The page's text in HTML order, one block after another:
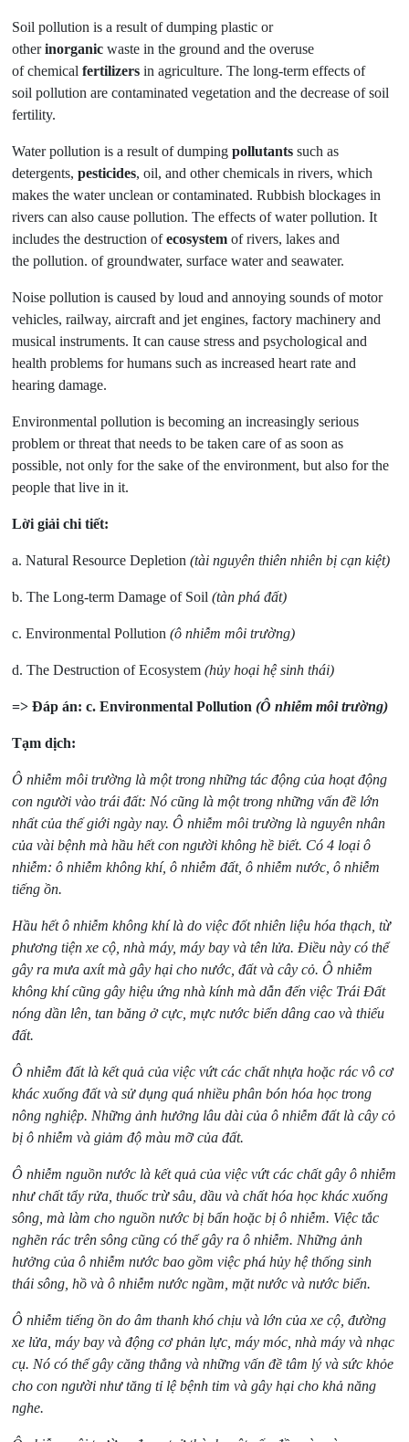
Soil pollution is a result of dumping plastic or
otherinorganic waste in the ground and the overuse
of chemicalfertilizers in agriculture. The long-term effects of
soil pollution are contaminated vegetation and the decrease of soil
fertility.
Water pollution is a result of dumpingpollutants such as
detergents,pesticides, oil, and other chemicals in rivers, which
makes the water unclean or contaminated. Rubbish blockages in
rivers can also cause pollution. The effects of water pollution. It
includes the destruction ofecosystem of rivers, lakes and
the pollution. of groundwater, surface water and seawater.
Noise pollution is caused by loud and annoying sounds of motor
vehicles, railway, aircraft and jet engines, factory machinery and
musical instruments. It can cause stress and psychological and
health problems for humans such as increased heart rate and
hearing damage.
Environmental pollution is becoming an increasingly serious
problem or threat that needs to be taken care of as soon as
possible, not only for the sake of the environment, but also for the
people that live in it.
Lời giải chi tiết:
a. Natural Resource Depletion(tài nguyên thiên nhiên bị cạn kiệt)
b. The Long-term Damage of Soil (tàn phá đất)
c. Environmental Pollution(ô nhiễm môi trường)
d. The Destruction of Ecosystem(hủy hoại hệ sinh thái)
=> Đáp án: c. Environmental Pollution(Ô nhiễm môi trường)
Tạm dịch:
Ô nhiễm môi trường là một trong những tác động của hoạt động
con người vào trái đất: Nó cũng là một trong những vấn đề lớn
nhất của thế giới ngày nay. Ô nhiễm môi trường là nguyên nhân
của vài bệnh mà hầu hết con người không hề biết. Có 4 loại ô
nhiễm: ô nhiễm không khí, ô nhiễm đất, ô nhiễm nước, ô nhiễm
tiếng ồn.
Hầu hết ô nhiễm không khí là do việc đốt nhiên liệu hóa thạch, từ
phương tiện xe cộ, nhà máy, máy bay và tên lửa. Điều này có thể
gây ra mưa axít mà gây hại cho nước, đất và cây cỏ. Ô nhiễm
không khí cũng gây hiệu ứng nhà kính mà dẫn đến việc Trái Đất
nóng dần lên, tan băng ở cực, mực nước biển dâng cao và thiếu
đất.
Ô nhiễm đất là kết quả của việc vứt các chất nhựa hoặc rác vô cơ
khác xuống đất và sử dụng quá nhiều phân bón hóa học trong
nông nghiệp. Những ảnh hưởng lâu dài của ô nhiễm đất là cây cỏ
bị ô nhiễm và giảm độ màu mỡ của đất.
Ô nhiễm nguồn nước là kết quả của việc vứt các chất gây ô nhiễm
như chất tẩy rửa, thuốc trừ sâu, dầu và chất hóa học khác xuống
sông, mà làm cho nguồn nước bị bẩn hoặc bị ô nhiễm. Việc tắc
nghẽn rác trên sông cũng có thể gây ra ô nhiễm. Những ảnh
hưởng của ô nhiễm nước bao gồm việc phá hủy hệ thống sinh
thái sông, hồ và ô nhiễm nước ngầm, mặt nước và nước biển.
Ô nhiễm tiếng ồn do âm thanh khó chịu và lớn của xe cộ, đường
xe lửa, máy bay và động cơ phản lực, máy móc, nhà máy và nhạc
cụ. Nó có thể gây căng thẳng và những vấn đề tâm lý và sức khỏe
cho con người như tăng tỉ lệ bệnh tim và gây hại cho khả năng
nghe.